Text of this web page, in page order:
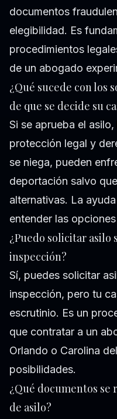
documentos
elegibilidad. Es
procedimientos
de un abogado
¿Qué sucede con los
de que se decide su
Si se aprueba el
protección legal y
se niega, pueden
deportación salvo
alternativas. La
entender las
¿Puedo solicitar asilo
inspección?
Sí, puedes solicitar
inspección, pero tu
escrutinio. Es un
que contratar a un
Orlando o Carolina
posibilidades.
¿Qué documentos
de asilo?